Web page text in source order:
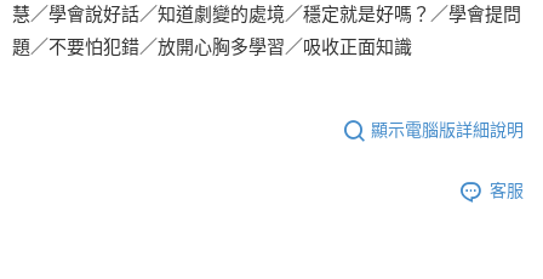
慧／學會說好話／知道劇變的處境／穩定就是好嗎？／學會提問
題／不要怕犯錯／放開心胸多學習／吸收正面知識
顯示電腦版詳細說明
客服